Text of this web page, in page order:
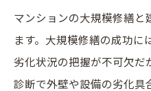
マンションの大規模修繕と
ます。大規模修繕の成功に
劣化状況の把握が不可欠だ
診断で外壁や設備の劣化具